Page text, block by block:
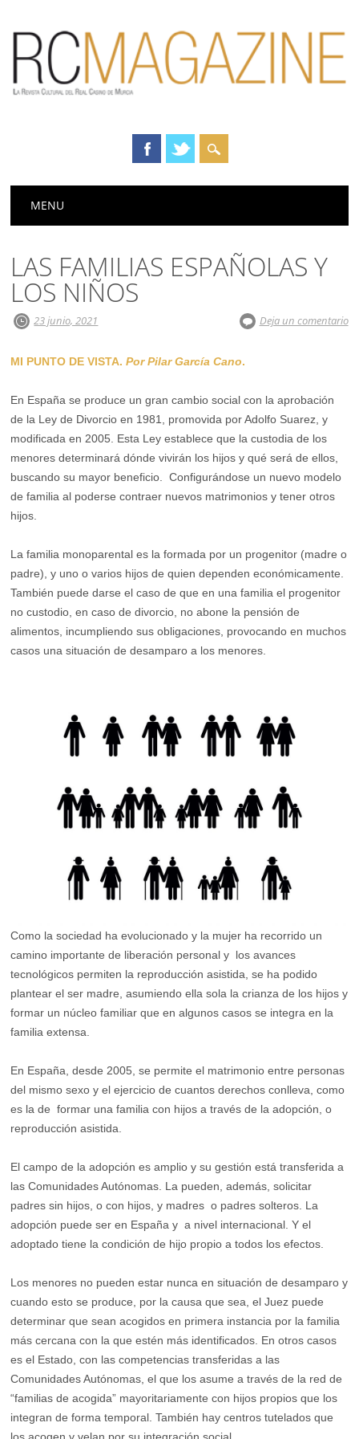
Menú principal
MENU
LAS FAMILIAS ESPAÑOLAS Y
LOS NIÑOS
23 junio, 2021 Deja un comentario
MI PUNTO DE VISTA.Por Pilar García Cano.
En España se produce un gran cambio social con la aprobación
de la Ley de Divorcio en 1981, promovida por Adolfo Suarez, y
modificada en 2005. Esta Ley establece que la custodia de los
menores determinará dónde vivirán los hijos y qué será de ellos,
buscando su mayor beneficio. Configurándose un nuevo modelo
de familia al poderse contraer nuevos matrimonios y tener otros
hijos.
La familia monoparental es la formada por un progenitor (madre o
padre), y uno o varios hijos de quien dependen económicamente.
También puede darse el caso de que en una familia el progenitor
no custodio, en caso de divorcio, no abone la pensión de
alimentos, incumpliendo sus obligaciones, provocando en muchos
casos una situación de desamparo a los menores.
Como la sociedad ha evolucionado y la mujer ha recorrido un
camino importante de liberación personal y los avances
tecnológicos permiten la reproducción asistida, se ha podido
plantear el ser madre, asumiendo ella sola la crianza de los hijos y
formar un núcleo familiar que en algunos casos se integra en la
familia extensa.
En España, desde 2005, se permite el matrimonio entre personas
del mismo sexo y el ejercicio de cuantos derechos conlleva, como
es la de formar una familia con hijos a través de la adopción, o
reproducción asistida.
El campo de la adopción es amplio y su gestión está transferida a
las Comunidades Autónomas. La pueden, además, solicitar
padres sin hijos, o con hijos, y madres o padres solteros. La
adopción puede ser en España y a nivel internacional. Y el
adoptado tiene la condición de hijo propio a todos los efectos.
Los menores no pueden estar nunca en situación de desamparo y
cuando esto se produce, por la causa que sea, el Juez puede
determinar que sean acogidos en primera instancia por la familia
más cercana con la que estén más identificados. En otros casos
es el Estado, con las competencias transferidas a las
Comunidades Autónomas, el que los asume a través de la red de
“familias de acogida” mayoritariamente con hijos propios que los
integran de forma temporal. También hay centros tutelados que
los acogen y velan por su integración social.